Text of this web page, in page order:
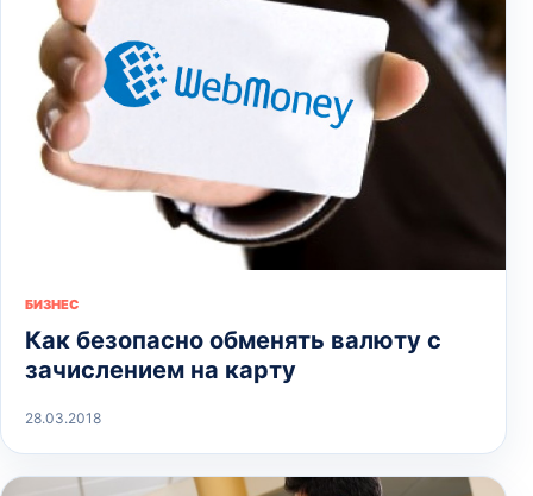
БИЗНЕС
Как безопасно обменять валюту с
зачислением на карту
28.03.2018